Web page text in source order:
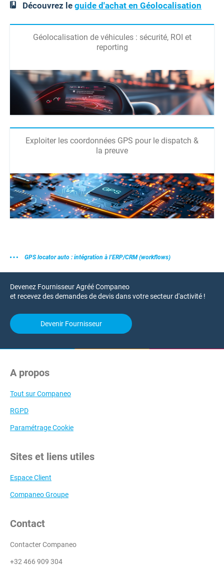
Découvrez leguide d'achat en Géolocalisation
Géolocalisation de véhicules : sécurité, ROI et
reporting
Exploiter les coordonnées GPS pour le dispatch &
la preuve
GPS locator auto : intégration à l’ERP/CRM (workflows)
Devenez Fournisseur Agréé Companeo
et recevez des demandes de devis dans votre secteur d'activité !
Devenir Fournisseur
A propos
Tout sur Companeo
RGPD
Paramétrage Cookie
Sites et liens utiles
Espace Client
Companeo Groupe
Contact
Contacter Companeo
+32 466 909 304